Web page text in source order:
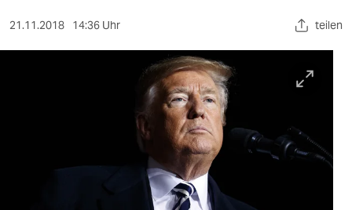
kultur
sport
21.11.2018 14:36 Uhr teilen